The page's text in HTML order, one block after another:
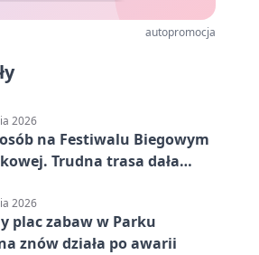
autopromocja
2026
na Festiwalu Biegowym
Trudna trasa dała
2026
plac zabaw w Parku
znów działa po awarii